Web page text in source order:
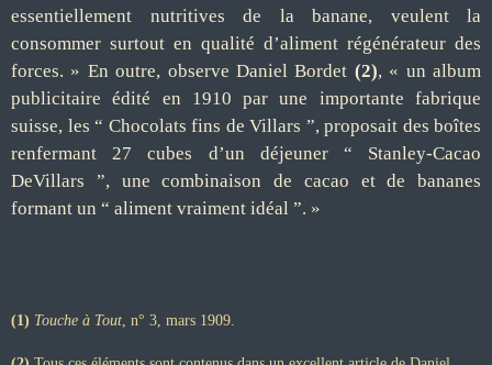
essentiellement nutritives de la banane, veulent la
consommer surtout en qualité d’aliment régénérateur des
forces. » En outre, observe Daniel Bordet (2), « un album
publicitaire édité en 1910 par une importante fabrique
suisse, les “ Chocolats fins de Villars ”, proposait des boîtes
renfermant 27 cubes d’un déjeuner “ Stanley-Cacao
DeVillars ”, une combinaison de cacao et de bananes
formant un “ aliment vraiment idéal ”. »
(1) Touche à Tout, n° 3, mars 1909.